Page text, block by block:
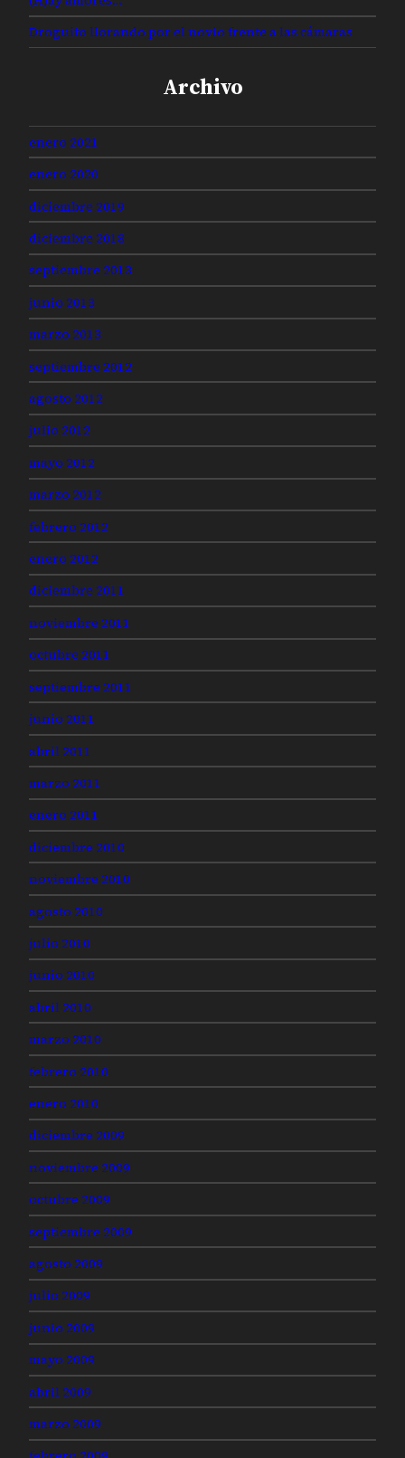
Droguito llorando por el novio frente a las cámaras
Archivo
enero 2021
enero 2020
diciembre 2019
diciembre 2018
septiembre 2013
junio 2013
marzo 2013
septiembre 2012
agosto 2012
julio 2012
mayo 2012
marzo 2012
febrero 2012
enero 2012
diciembre 2011
noviembre 2011
octubre 2011
septiembre 2011
junio 2011
abril 2011
marzo 2011
enero 2011
diciembre 2010
noviembre 2010
agosto 2010
julio 2010
junio 2010
abril 2010
marzo 2010
febrero 2010
enero 2010
diciembre 2009
noviembre 2009
octubre 2009
septiembre 2009
agosto 2009
julio 2009
junio 2009
mayo 2009
abril 2009
marzo 2009